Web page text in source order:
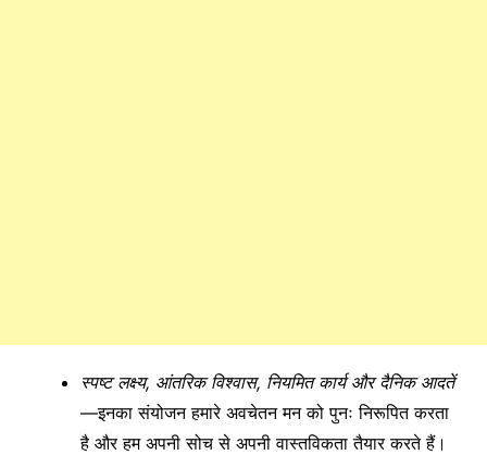
स्पष्ट लक्ष्य, आंतरिक विश्वास, नियमित कार्य और दैनिक आदतें
—इनका संयोजन हमारे अवचेतन मन को पुनः निरूपित करता
है और हम अपनी सोच से अपनी वास्तविकता तैयार करते हैं।